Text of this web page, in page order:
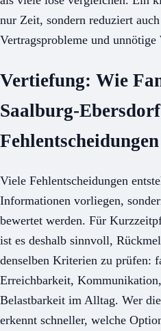
nur Zeit, sondern reduziert
Vertragsprobleme und unnötige
Vertiefung: Wie
Saalburg-Ebersdorf
Viele Fehlentscheidungen
Informationen vorliegen,
bewertet werden. Für
ist es deshalb sinnvoll,
denselben Kriterien zu prüfen:
Erreichbarkeit,
Belastbarkeit im Alltag. Wer
erkennt schneller, welche